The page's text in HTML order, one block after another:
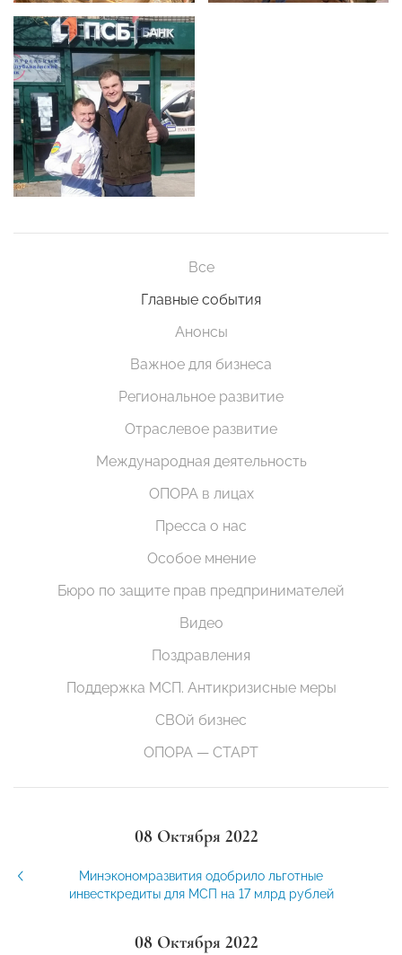
Все
Главные события
Анонсы
Важное для бизнеса
Региональное развитие
Отраслевое развитие
Международная деятельность
ОПОРА в лицах
Пресса о нас
Особое мнение
Бюро по защите прав предпринимателей
Видео
Поздравления
Поддержка МСП. Антикризисные меры
СВОй бизнес
ОПОРА — СТАРТ
08 Октября 2022
Минэкономразвития одобрило льготные
инвесткредиты для МСП на 17 млрд рублей
08 Октября 2022